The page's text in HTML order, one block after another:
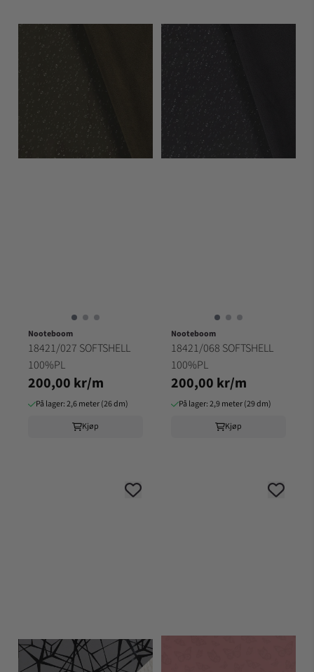
Nooteboom
18421/027 SOFTSHELL
100%PL
200,00 kr/m
På lager: 2,6 meter (26 dm)
Kjøp
Nooteboom
18421/068 SOFTSHELL
100%PL
200,00 kr/m
På lager: 2,9 meter (29 dm)
Kjøp